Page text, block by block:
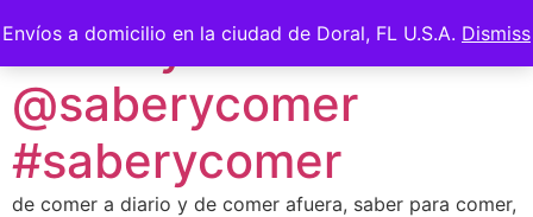
Envíos a domicilio en la ciudad de Doral, FL U.S.A. Dismiss
to
content
Saber y Comer -
@saberycomer
#saberycomer
de comer a diario y de comer afuera, saber para comer,